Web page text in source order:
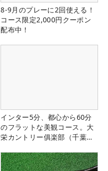
8-9月のプレーに2回使える！
コース限定2,000円クーポン
配布中！
インター5分、都心から60分
のフラットな美観コース。大
栄カントリー俱楽部（千葉